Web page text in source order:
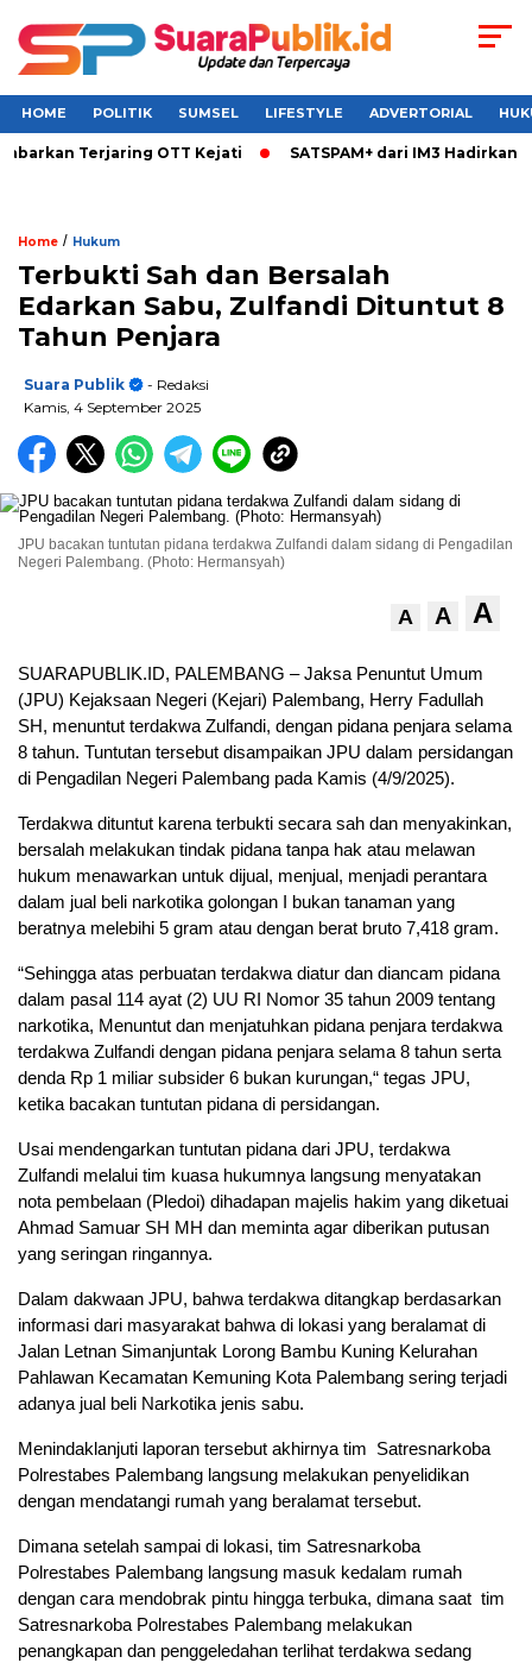
HOME POLITIK SUMSEL LIFESTYLE ADVERTORIAL
Terjaring OTT Kejati SATSPAM+ dari IM3 Hadirkan
Home / Hukum
Terbukti Sah dan Bersalah
Edarkan Sabu, Zulfandi Dituntut 8
Tahun Penjara
Suara Publik
- Redaksi
Kamis, 4 September 2025
JPU bacakan tuntutan pidana terdakwa Zulfandi dalam sidang di Pengadilan
Negeri Palembang. (Photo: Hermansyah)
A A A
SUARAPUBLIK.ID, PALEMBANG – Jaksa Penuntut Umum
(JPU) Kejaksaan Negeri (Kejari) Palembang, Herry Fadullah
SH, menuntut terdakwa Zulfandi, dengan pidana penjara selama
8 tahun. Tuntutan tersebut disampaikan JPU dalam persidangan
di Pengadilan Negeri Palembang pada Kamis (4/9/2025).
Terdakwa dituntut karena terbukti secara sah dan menyakinkan,
bersalah melakukan tindak pidana tanpa hak atau melawan
hukum menawarkan untuk dijual, menjual, menjadi perantara
dalam jual beli narkotika golongan I bukan tanaman yang
beratnya melebihi 5 gram atau dengan berat bruto 7,418 gram.
“Sehingga atas perbuatan terdakwa diatur dan diancam pidana
dalam pasal 114 ayat (2) UU RI Nomor 35 tahun 2009 tentang
narkotika, Menuntut dan menjatuhkan pidana penjara terdakwa
terdakwa Zulfandi dengan pidana penjara selama 8 tahun serta
denda Rp 1 miliar subsider 6 bukan kurungan,“ tegas JPU,
ketika bacakan tuntutan pidana di persidangan.
Usai mendengarkan tuntutan pidana dari JPU, terdakwa
Zulfandi melalui tim kuasa hukumnya langsung menyatakan
nota pembelaan (Pledoi) dihadapan majelis hakim yang diketuai
Ahmad Samuar SH MH dan meminta agar diberikan putusan
yang seringan ringannya.
Dalam dakwaan JPU, bahwa terdakwa ditangkap berdasarkan
informasi dari masyarakat bahwa di lokasi yang beralamat di
Jalan Letnan Simanjuntak Lorong Bambu Kuning Kelurahan
Pahlawan Kecamatan Kemuning Kota Palembang sering terjadi
adanya jual beli Narkotika jenis sabu.
Menindaklanjuti laporan tersebut akhirnya tim Satresnarkoba
Polrestabes Palembang langsung melakukan penyelidikan
dengan mendatangi rumah yang beralamat tersebut.
Dimana setelah sampai di lokasi, tim Satresnarkoba
Polrestabes Palembang langsung masuk kedalam rumah
dengan cara mendobrak pintu hingga terbuka, dimana saat tim
Satresnarkoba Polrestabes Palembang melakukan
penangkapan dan penggeledahan terlihat terdakwa sedang